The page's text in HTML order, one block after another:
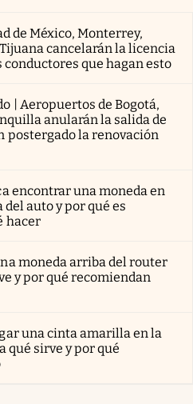
de México, Monterrey,
cancelarán la licencia
conductores que hagan esto
| Aeropuertos de Bogotá,
anularán la salida de
postergado la renovación
encontrar una moneda en
auto y por qué es
hacer
moneda arriba del router
y por qué recomiendan
una cinta amarilla en la
qué sirve y por qué